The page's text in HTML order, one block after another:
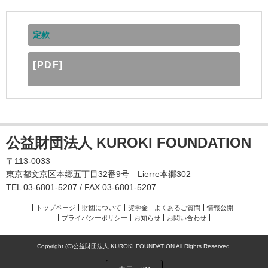
定款
[PDF]
公益財団法人 KUROKI FOUNDATION
〒113-0033
東京都文京区本郷五丁目32番9号 Lierre本郷302
TEL 03-6801-5207 / FAX 03-6801-5207
トップページ 財団について 奨学金 よくあるご質問
情報公開
プライバシーポリシー
お知らせ お問い合わせ
Copyright (C)公益財団法人 KUROKI FOUNDATION All Rights Reserved.